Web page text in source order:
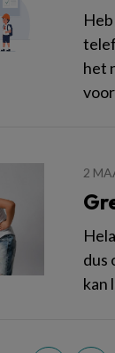
het
2
dus
kan